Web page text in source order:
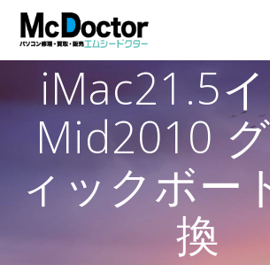
iMac21.5
Mid2010
ィックボー
換